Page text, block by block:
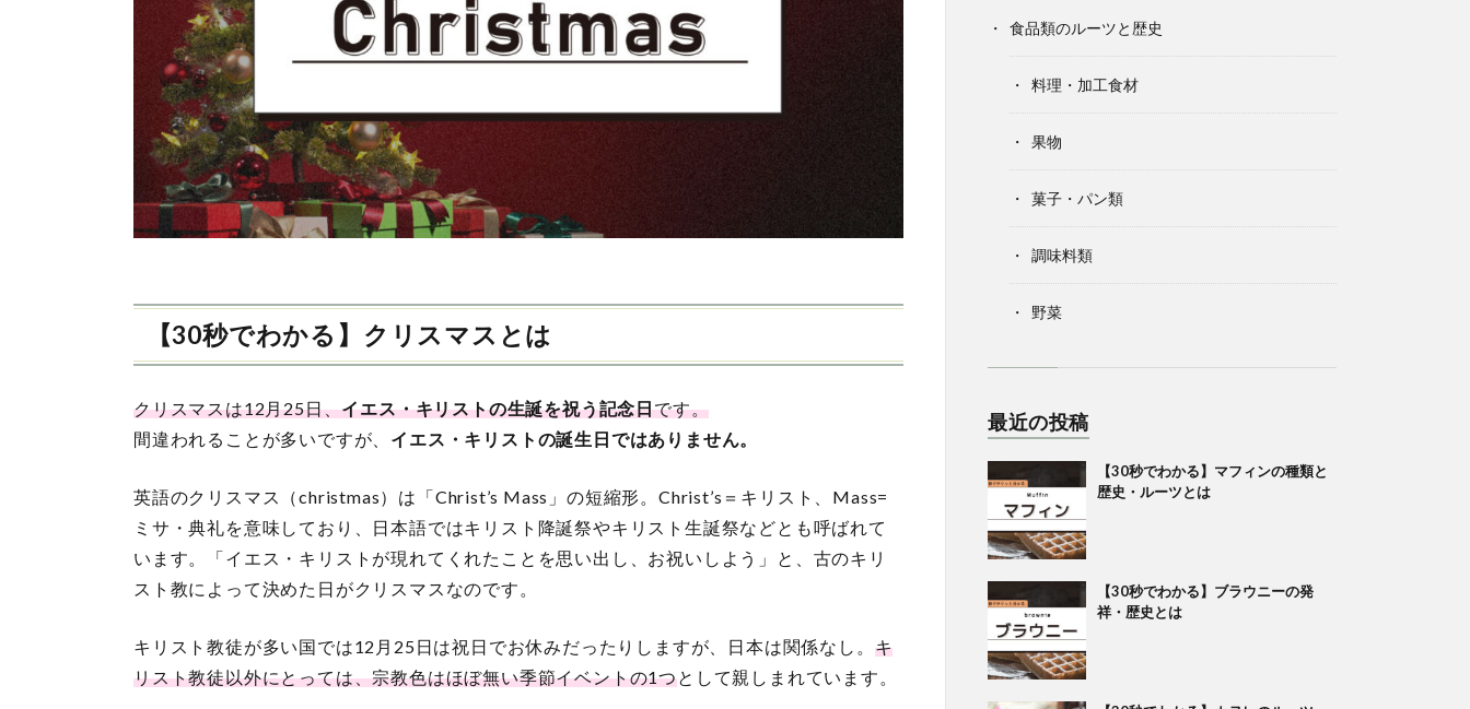
【30秒でわかる】クリスマスとは
クリスマスは12月25日、イエス・キリストの生誕を祝う記念日です。
間違われることが多いですが、 イエス・キリストの誕生日ではありません。
英語のクリスマス（christmas）は「Christ’s Mass」の短縮形。Christ’s＝キリスト、Mass=
ミサ・典礼を意味しており、日本語ではキリスト降誕祭やキリスト生誕祭などとも呼ばれて
います。「イエス・キリストが現れてくれたことを思い出し、お祝いしよう」と、古のキリ
スト教によって決めた日がクリスマスなのです。
キリスト教徒が多い国では12月25日は祝日でお休みだったりしますが、日本は関係なし。 キ
リスト教徒以外にとっては、宗教色はほぼ無い季節イベントの1つとして親しまれています。
食品類のルーツと歴史
料理・加工食材
果物
菓子・パン類
調味料類
野菜
最近の投稿
【30秒でわかる】マフィンの種類と
歴史・ルーツとは
【30秒でわかる】ブラウニーの発
祥・歴史とは